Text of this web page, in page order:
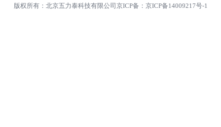
版权所有：北京五力泰科技有限公司 京ICP备：京ICP备14009217号-1